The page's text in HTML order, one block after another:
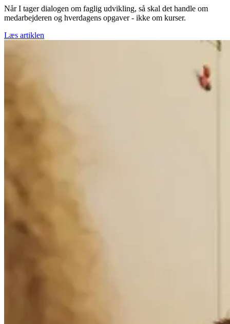
Når I tager dialogen om faglig udvikling, så skal det handle om
medarbejderen og hverdagens opgaver - ikke om kurser.
Læs artiklen